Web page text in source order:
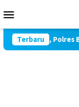
ke
Mobile
Terbaru
ke-81, Polres Blitar